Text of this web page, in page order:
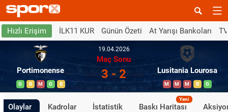
Hızlı Erişim İLK11 KUR Günün Özeti At Yarışı Bankoları
Portimonense
G B M G B
19.04.2026
Maç Sonu
3 - 2 Lusitania Lourosa
M M M B G
Olaylar Kadrolar İstatistik Baskı Haritası
Yeni